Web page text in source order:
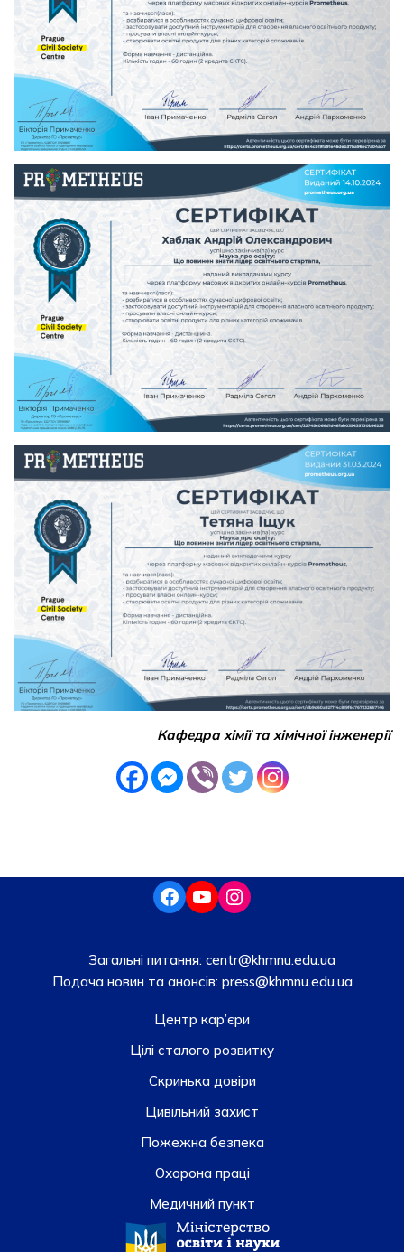
Кафедра хімії та хімічної інженерії
Загальні питання: centr@khmnu.edu.ua
Подача новин та анонсів:press@khmnu.edu.ua
Центр кар’єри
Цілі сталого розвитку
Скринька довiри
Цивільний захист
Пожежна безпека
Охорона праці
Медичний пункт